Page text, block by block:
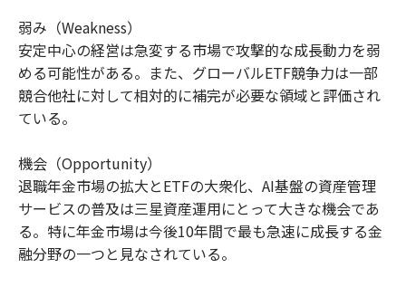
弱み（Weakness）
安定中心の経営は急変する市場で攻撃的な成長動力を弱
める可能性がある。また、グローバルETF競争力は一部
競合他社に対して相対的に補完が必要な領域と評価され
ている。
機会（Opportunity）
退職年金市場の拡大とETFの大衆化、AI基盤の資産管理
サービスの普及は三星資産運用にとって大きな機会であ
る。特に年金市場は今後10年間で最も急速に成長する金
融分野の一つと見なされている。